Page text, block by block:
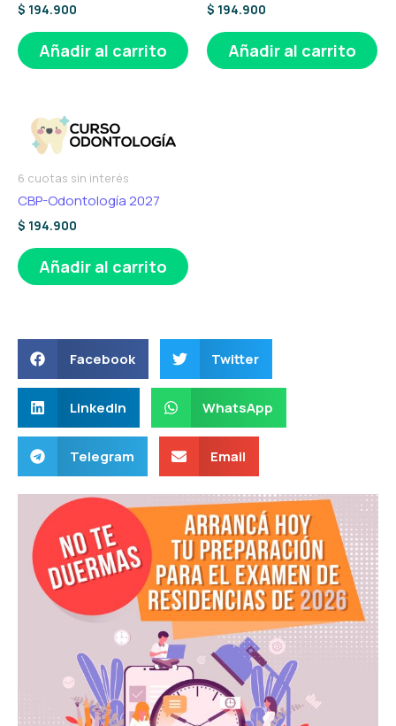
$ 194.900
Añadir al carrito
$ 194.900
Añadir al carrito
6 cuotas sin interés
CBP-Odontología 2027
$ 194.900
Añadir al carrito
Facebook Twitter
LinkedIn WhatsApp
Telegram Email